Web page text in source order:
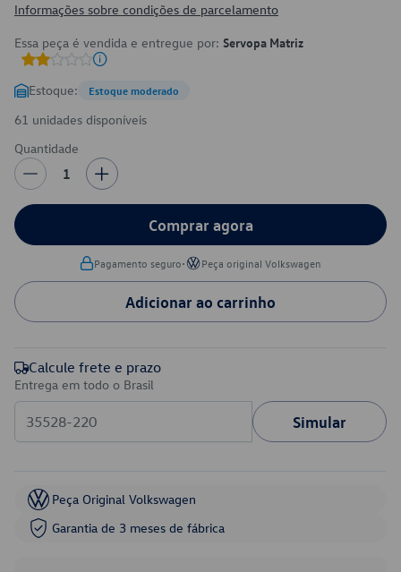
Informações sobre condições de parcelamento
Essa peça é vendida e entregue por: Servopa Matriz
Estoque: Estoque moderado
61 unidades disponíveis
Quantidade
1
Comprar agora
Pagamento seguro• Peça original Volkswagen
Adicionar ao carrinho
Calcule frete e prazo
Entrega em todo o Brasil
Simular
Peça Original Volkswagen
Garantia de 3 meses de fábrica